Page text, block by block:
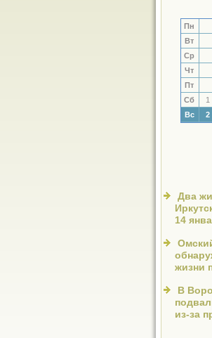
Пн
Вт
Ср
Чт
Пт
Сб
1
Вс
2
Два
14
жизни
В
из-за